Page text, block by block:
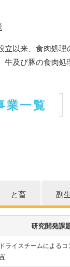
立以来、食肉処
牛及び豚の食肉処
業一覧
と畜 副
研究開発課
ドライスチームによる